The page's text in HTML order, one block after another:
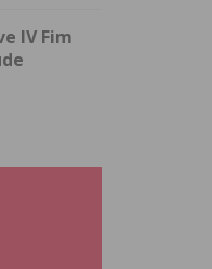
IV Fim